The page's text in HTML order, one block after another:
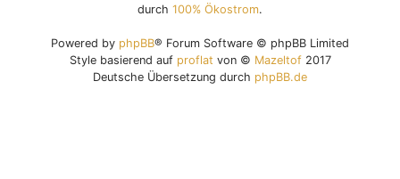
durch 100% Ökostrom.
Powered by phpBB® Forum Software © phpBB Limited
Style basierend auf proflat von © Mazeltof2017
Deutsche Übersetzung durch phpBB.de